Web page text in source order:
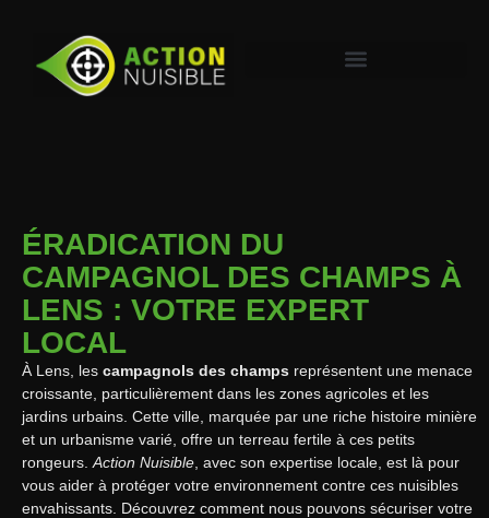
ÉRADICATION DU
CAMPAGNOL DES CHAMPS À
LENS : VOTRE EXPERT
LOCAL
À Lens, les campagnols des champs représentent une menace
croissante, particulièrement dans les zones agricoles et les
jardins urbains. Cette ville, marquée par une riche histoire minière
et un urbanisme varié, offre un terreau fertile à ces petits
rongeurs. Action Nuisible , avec son expertise locale, est là pour
vous aider à protéger votre environnement contre ces nuisibles
envahissants. Découvrez comment nous pouvons sécuriser votre